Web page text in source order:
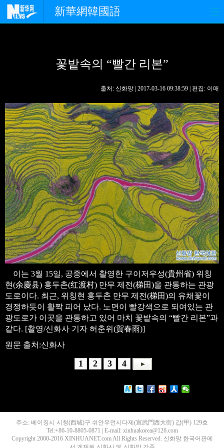
新華網韓國語
사회
핫 TV 문화
연예 관광 오피니언
생생 중국어
꽃밭속의 “빨간 리본”
출처: 신화망 | 2017-03-16 09:38:59 | 편집: 이매
이는 3월 15일, 공중에서 촬영한 구이저우성(貴州省) 위칭
현(余慶县) 훙두촌(红渡村) 만무 제전(梯田)을 관통하는 관광
도로이다. 최근, 위칭현 훙두촌 만무 제전(梯田)의 유채꽃이
경쟁하듯이 활짝 피어 났다. 노면이 빨강색으로 되여있는 관
광도로가 이곳을 관통하고 있어 마치 꽃밭속의 “빨간 리본”과
같다. [촬영/신화사 기자 허춘위(賀春雨)]
원문 출처:신화사
1 2 3 4
주소: 베이징시 시청(西城)구 쉬안우먼시다제(宣武門西大街) 갑(甲) 129호
Tel:+86-10-8805-0871 | E-mail: xinhuakorea@126.com
Copyright 2000-2016 XINHUANET.com All Rights Reserved. 신화망 한국어판에